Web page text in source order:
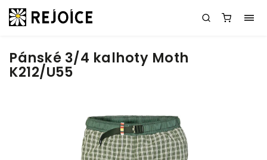
Pánské 3/4 kalhoty Moth
K212/U55